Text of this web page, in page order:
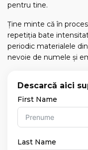
pentru tine.
Ține minte că în
repetiția bate
periodic materialele
nevoie de numele și
Descarcă aici
First Name
Last Name